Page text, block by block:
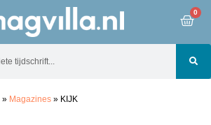
0
» Magazines » KIJK